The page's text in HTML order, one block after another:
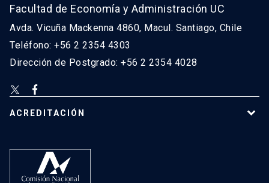
Facultad de Economía y Administración UC
Avda. Vicuña Mackenna 4860, Macul. Santiago, Chile
Teléfono: +56 2 2354 4303
Dirección de Postgrado: +56 2 2354 4028
ACREDITACIÓN